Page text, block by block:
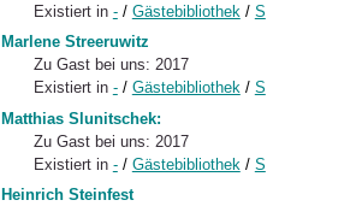
Existiert in - / Gästebibliothek / S
Marlene Streeruwitz
Zu Gast bei uns: 2017
Existiert in - / Gästebibliothek / S
Matthias Slunitschek:
Zu Gast bei uns: 2017
Existiert in - / Gästebibliothek / S
Heinrich Steinfest